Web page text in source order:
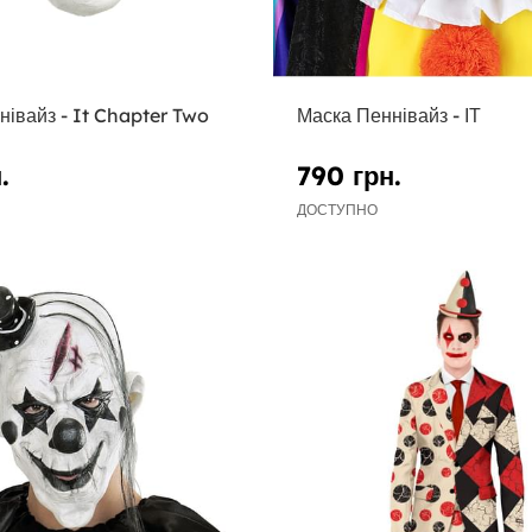
- It Chapter Two Маска Пеннівайз - ІТ
790 грн.
ДОСТУПНО